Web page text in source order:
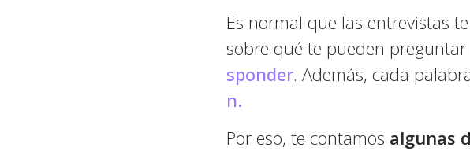
Es normal que las entrevistas
sobre qué te pueden
sponder. Además, cada
n.
Por eso, te contamos algunas